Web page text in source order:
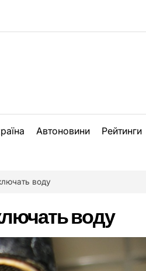
Автоновини Рейтинги
воду
воду